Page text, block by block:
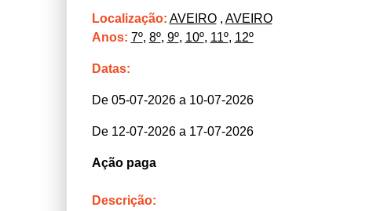
Localização: AVEIRO, AVEIRO
Anos: 7º, 8º, 9º, 10º, 11º, 12º
Datas:
De 05-07-2026 a 10-07-2026
De 12-07-2026 a 17-07-2026
Ação paga
Descrição: